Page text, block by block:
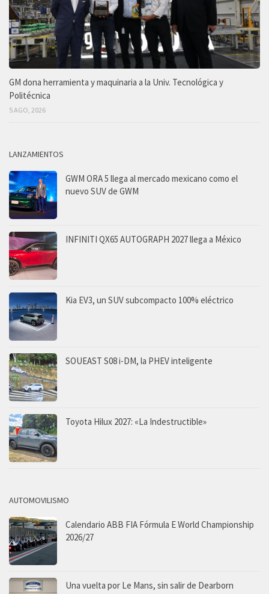
GM dona herramienta y maquinaria a la Univ. Tecnológica y
Politécnica
5 AGO, 2026
LANZAMIENTOS
GWM ORA 5 llega al mercado mexicano como el
nuevo SUV de GWM
INFINITI QX65 AUTOGRAPH 2027 llega a México
Kia EV3, un SUV subcompacto 100% eléctrico
SOUEAST S08 i-DM, la PHEV inteligente
Toyota Hilux 2027: «La Indestructible»
AUTOMOVILISMO
Calendario ABB FIA Fórmula E World Championship
2026/27
Una vuelta por Le Mans, sin salir de Dearborn